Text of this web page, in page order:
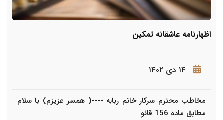
اظهارنامه عاشقانه تمکین
۱۴ دی ۱۴۰۲
مخاطب محترم سرکار خانم ربابه ----( همسر عزیزم) با سلام
مطابق ماده 156 قانو